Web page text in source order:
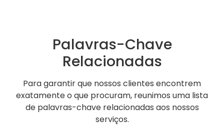
Palavras-Chave
Relacionadas
Para garantir que nossos clientes encontrem
exatamente o que procuram, reunimos uma lista
de palavras-chave relacionadas aos nossos
serviços.